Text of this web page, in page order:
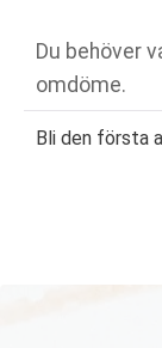
Bli den första